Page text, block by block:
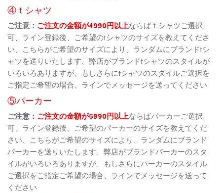
④ｔシャツ
ご注意： ご注文の金額が4990円以上ならばｔシャツご選択
可、ライン登録後、ご希望のtシャツのサイズを教えてくださ
い、こちらがご希望のサイズにより、ランダムにブランドtシ
ャツを送りいたします、弊店がブランドtシャツのスタイルが
いろいろありますが、もしさらにtシャツのスタイルご選択を
ご指定ご希望の場合、ラインでメッセージを送ってください
⑤パーカー
ご注意： ご注文の金額が5990円以上ならばパーカーご選択
可、ライン登録後、ご希望のパーカーのサイズを教えてくだ
さい、こちらがご希望のサイズにより、ランダムにブランド
パーカーを送りいたします、弊店がブランドパーカーのスタ
イルがいろいろありますが、もしさらにパーカーのスタイル
ご選択をご指定ご希望の場合、ラインでメッセージを送って
ください